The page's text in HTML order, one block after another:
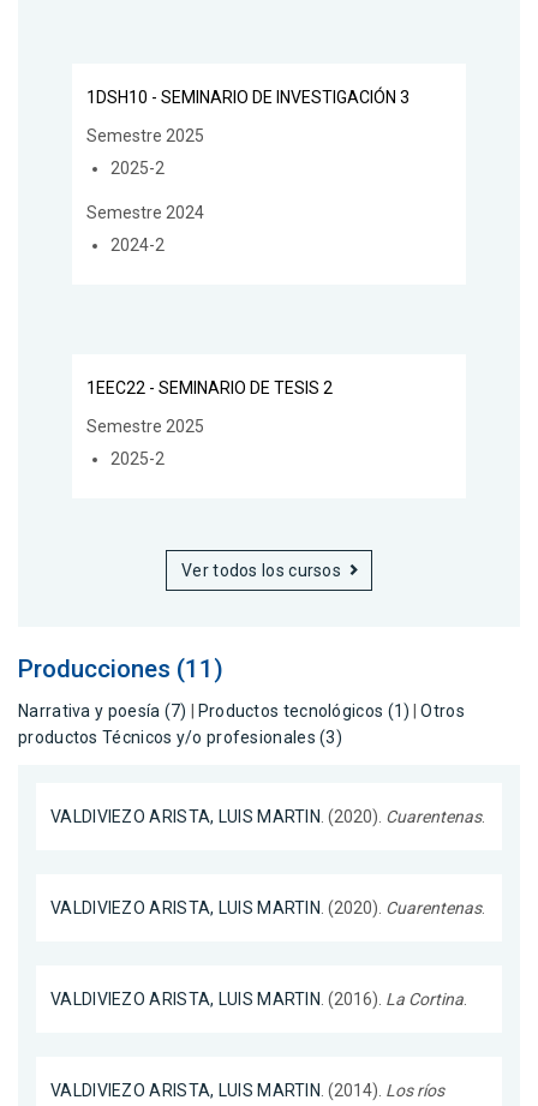
1DSH10 - SEMINARIO DE INVESTIGACIÓN 3
Semestre 2025
2025-2
Semestre 2024
2024-2
1EEC22 - SEMINARIO DE TESIS 2
Semestre 2025
2025-2
Ver todos los cursos
Producciones (11)
Narrativa y poesía (7) Productos tecnológicos (1) |Otros
productos Técnicos y/o profesionales (3)
VALDIVIEZO ARISTA, LUIS MARTIN. (2020). Cuarentenas.
VALDIVIEZO ARISTA, LUIS MARTIN. (2020). Cuarentenas.
VALDIVIEZO ARISTA, LUIS MARTIN. (2016). La Cortina.
VALDIVIEZO ARISTA, LUIS MARTIN. (2014). Los ríos